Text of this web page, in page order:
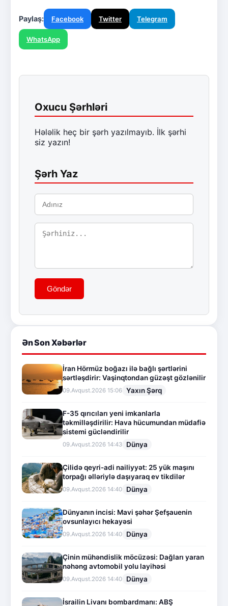
Paylaş: Facebook Twitter Telegram
WhatsApp
Oxucu Şərhləri
Hələlik heç bir şərh yazılmayıb. İlk şərhi
siz yazın!
Şərh Yaz
Göndər
Ən Son Xəbərlər
İran Hörmüz boğazı ilə bağlı şərtlərini
sərtləşdirir: Vaşinqtondan güzəşt gözlənilir
09.Avqust.2026 15:06 Yaxın Şərq
F-35 qırıcıları yeni imkanlarla
təkmilləşdirilir: Hava hücumundan müdafiə
sistemi gücləndirilir
09.Avqust.2026 14:43 Dünya
Çilidə qeyri-adi nailiyyət: 25 yük maşını
torpağı əlləriylə daşıyaraq ev tikdilər
09.Avqust.2026 14:40 Dünya
Dünyanın incisi: Mavi şəhər Şefşauenin
ovsunlayıcı hekayəsi
09.Avqust.2026 14:40 Dünya
Çinin mühəndislik möcüzəsi: Dağları yaran
nəhəng avtomobil yolu layihəsi
09.Avqust.2026 14:40 Dünya
İsrailin Livanı bombardmanı: ABŞ